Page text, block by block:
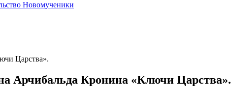
Новомученики
Царства».
Арчибальда Кронина «Ключи Царства».